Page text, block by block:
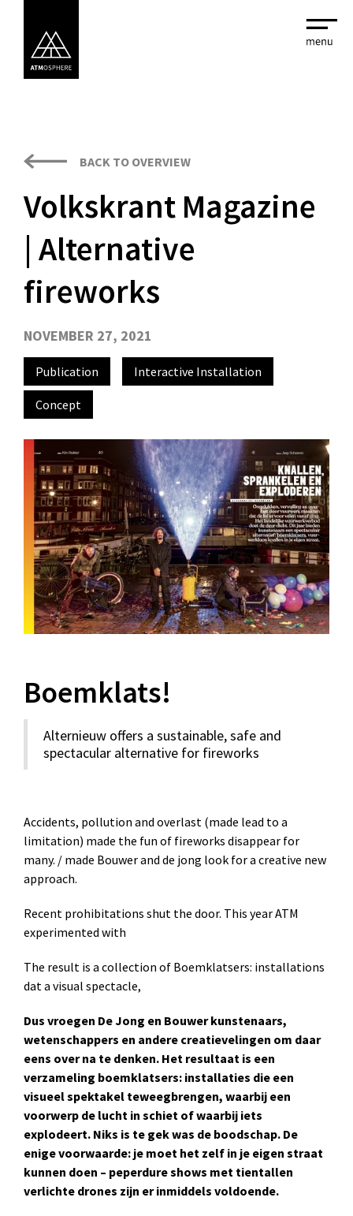
BACK TO OVERVIEW
Volkskrant Magazine
| Alternative
fireworks
NOVEMBER 27, 2021
Publication Interactive Installation
Concept
Boemklats!
Alternieuw offers a sustainable, safe and
spectacular alternative for fireworks
Accidents, pollution and overlast (made lead to a
limitation) made the fun of fireworks disappear for
many. / made Bouwer and de jong look for a creative new
approach.
Recent prohibitations shut the door. This year ATM
experimented with
The result is a collection of Boemklatsers: installations
dat a visual spectacle,
Dus vroegen De Jong en Bouwer kunstenaars,
wetenschappers en andere creatievelingen om daar
eens over na te denken. Het resultaat is een
verzameling boemklatsers: installaties die een
visueel spektakel teweegbrengen, waarbij een
voorwerp de lucht in schiet of waarbij iets
explodeert. Niks is te gek was de boodschap. De
enige voorwaarde: je moet het zelf in je eigen straat
kunnen doen – peperdure shows met tientallen
verlichte drones zijn er inmiddels voldoende.